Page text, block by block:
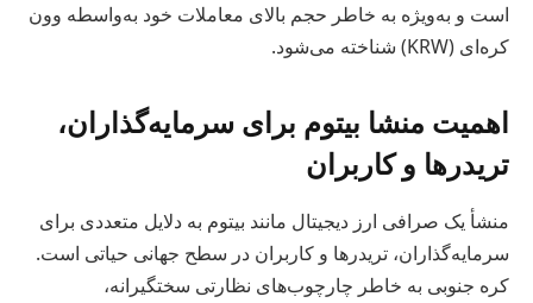
است و به‌ویژه به خاطر حجم بالای معاملات خود به‌واسطه وون
کره‌ای (KRW) شناخته می‌شود.
اهمیت منشا بیتوم برای سرمایه‌گذاران،
تریدرها و کاربران
منشأ یک صرافی ارز دیجیتال مانند بیتوم به دلایل متعددی برای
سرمایه‌گذاران، تریدرها و کاربران در سطح جهانی حیاتی است.
کره جنوبی به خاطر چارچوب‌های نظارتی سختگیرانه،